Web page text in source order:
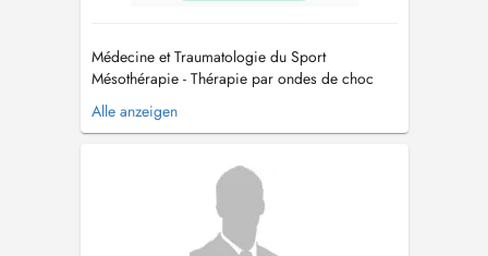
Médecine et Traumatologie du Sport
Mésothérapie - Thérapie par ondes de choc
Thérapie par PRP (Plasma Riche en Plaquettes)
ECG à l'effort Médecin agréé ACFF
foot) Médecine de plongée et hyperbare
ATTENTION : la prise de RDV pour aptitude
Alle anzeigen